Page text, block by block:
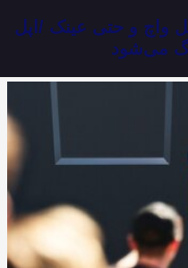
واچ و حتی عینک /اپل
می‌شود